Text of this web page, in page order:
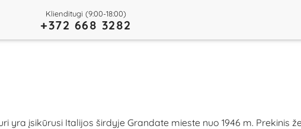
Klienditugi (9:00-18:00)
+372 668 3282
yra įsikūrusi Italijos širdyje Grandate mieste nuo 1946 m. ​​Prekinis